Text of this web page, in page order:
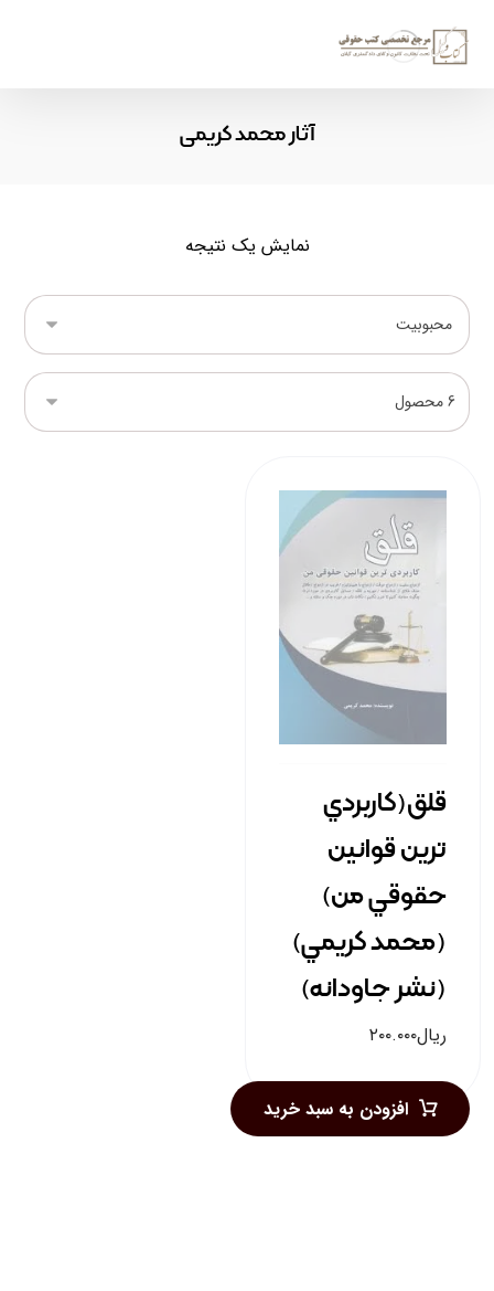
آثار محمد کریمی
نمایش یک نتیجه
قلق(کاربردي
ترين قوانين
حقوقي من)
(محمد کريمي)
(نشر جاودانه)
ریال۲۰۰.۰۰۰
افزودن به سبد خرید